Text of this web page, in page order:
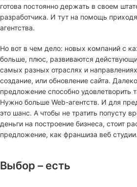
готова постоянно держать в своем
разработчика. И тут на помощь
агентства.
Но вот в чем дело: новых компаний с
больше, плюс, развиваются
самых разных отраслях и
создание, или обновление сайта.
предложение способно удовлетворить
Нужно больше Web-агентств. И для
это шанс. А чтобы не тратить попусту
деньги на построение бизнеса, стоит
предложение, как франшиза веб студии.
Выбор – есть